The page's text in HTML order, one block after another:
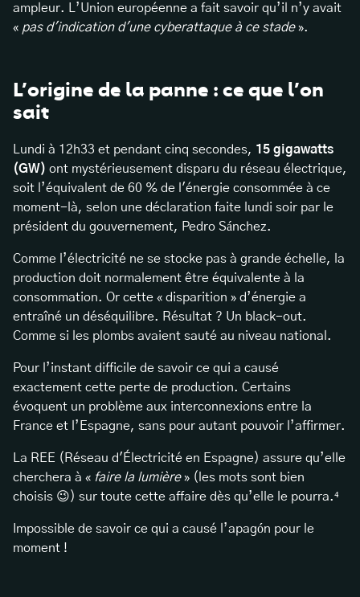
ampleur. L’Union européenne a fait savoir qu’il n’y avait
« pas d'indication d'une cyberattaque à ce stade».
L’origine de la panne : ce que l’on
sait
Lundi à 12h33 et pendant cinq secondes, 15 gigawatts
(GW) ont mystérieusement disparu du réseau électrique,
soit l’équivalent de 60 % de l'énergie consommée à ce
moment-là, selon une déclaration faite lundi soir par le
président du gouvernement, Pedro Sánchez.
Comme l’électricité ne se stocke pas à grande échelle, la
production doit normalement être équivalente à la
consommation. Or cette « disparition » d’énergie a
entraîné un déséquilibre. Résultat ? Un black-out.
Comme si les plombs avaient sauté au niveau national.
Pour l’instant difficile de savoir ce qui a causé
exactement cette perte de production. Certains
évoquent un problème aux interconnexions entre la
France et l’Espagne, sans pour autant pouvoir l’affirmer.
La REE (Réseau d'Électricité en Espagne) assure qu’elle
cherchera à « faire la lumière» (les mots sont bien
choisis 😉) sur toute cette affaire dès qu’elle le pourra.⁴
Impossible de savoir ce qui a causé l’apagón pour le
moment !